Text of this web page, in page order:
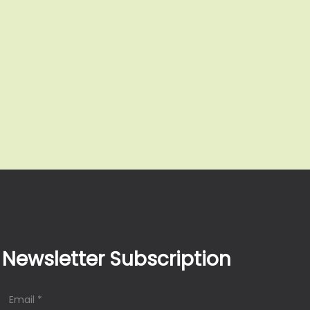
Newsletter Subscription